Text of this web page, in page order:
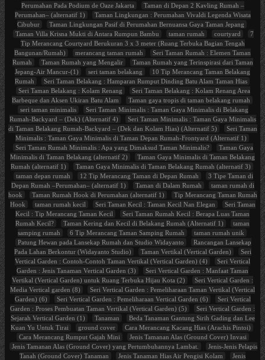
Perumahan Pada Podium de Oaze Jakarta
Taman di Depan 2 Kavling Rumah –
Perumahan– (alternatif 1)
Taman Lingkungan : Perumahan Vivaldi Legenda Wisata
Cibubur
Taman Lingkungan Pasif di Perumahan Bernuansa Gaya Taman Jepang
Taman Villa Krisna Mukti di Antara Rumpun Bambu
taman rumah courtyard
7
Tip Merancang Courtyard Berukuran 3 x 3 meter (Ruang Terbuka Bagian Tengah
Bangunan/Rumah)
merancang taman rumah
Seri Taman Rumah : Elemen Taman
Rumah
Taman Rumah yang Mengalir
Taman Rumah yang Terinspirasi dari Taman
Jepang-Air Mancur-(1)
seri taman belakang
10 Tip Merancang Taman Belakang
Rumah
Seri Taman Belakang : Hamparan Rumput Dinding Batu Alam Taman Hias
Seri Taman Belakang : Kolam Renang
Seri Taman Belakang : Kolam Renang Area
Barbeque dan Aksen Ukiran Batu Alam
Taman gaya tropis di taman belakang rumah
seri taman minimalis
Seri Taman Minimalis : Taman Gaya Minimalis di Belakang
Rumah-Backyard – (Dek) (Alternatif 4)
Seri Taman Minimalis : Taman Gaya Minimalis
di Taman Belakang Rumah-Backyard – (Dek dan Kolam Hias) (Alternatif 5)
Seri Taman
Minimalis : Taman Gaya Minimalis di Taman Depan Rumah-Frontyard (Alternatif 1)
Seri Taman Rumah Minimalis : Apa yang Dimaksud Taman Minimalis?
Taman Gaya
Minimalis di Taman Belakang (alternatif 2)
Taman Gaya Minimalis di Taman Belakang
Rumah (alternatif 1)
Taman Gaya Minimalis di Taman Belakang Rumah (alternatif 3)
taman depan rumah
12 Tip Merancang Taman di Depan Rumah
3 Tipe Taman di
Depan Rumah –Perumahan– (alternatif 1)
Taman di Dalam Rumah
taman rumah di
hook
Taman Rumah Hook di Perumahan (alternatif 1)
Tip Merancang Taman Rumah
Hook
taman rumah kecil Seri Taman Kecil : Taman Kecil Nan Elegan
Seri Taman
Kecil : Tip Merancang Taman Kecil
Seri Taman Rumah Kecil : Berapa Luas Taman
Rumah Kecil?
Taman Kering dan Kecil di Belakang Rumah (Alternatif 1)
taman
samping rumah
6 Tip Merancang Taman Samping Rumah
taman rumah unik
Patung Hewan pada Lansekap Rumah dan Studio Widayanto
Rancangan Lansekap
Pada Lahan Berkontur (Widayanto Studio)
Taman Vertikal (Vertical Garden)
Seri
Vertical Garden : Contoh-Contoh Taman Vertikal (Vertical Garden) (4)
Seri Vertical
Garden : Jenis Tanaman Vertical Garden (3)
Seri Vertical Garden : Manfaat Taman
Vertikal (Vertical Garden) untuk Ruang Terbuka Hijau Kota (2)
Seri Vertical Garden :
Media Vertical garden (8)
Seri Vertical Garden : Pemeliharaan Taman Vertikal (Vertical
Garden) (6)
Seri Vertical Garden : Pemeliharaan Vertical Garden (6)
Seri Vertical
Garden : Proses Pembuatan Taman Vertikal (Vertical Garden) (5)
Seri Vertical Garden :
Sejarah Vertical Garden (1)
Tanaman
Beda Tanaman Gantung Sirih Gading dan Lee
Kuan Yu Untuk Tirai
ground cover
Cara Merancang Kacang Hias (Arachis Pintoi)
Cara Merancang Rumput Gajah Mini
Jenis Tamanan Alas (Ground Cover) Invasi
Jenis Tamanan Alas (Ground Cover) yang Pertumbuhannya Lambat.
Jenis-Jenis Pelapis
Tanah (Ground Cover) Tanaman
Jenis Tanaman Hias Air Pengisi Kolam
Jenis